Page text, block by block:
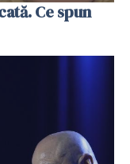
Ce spun